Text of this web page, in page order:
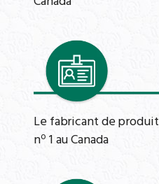
Le fabricant de
no 1 au Canada